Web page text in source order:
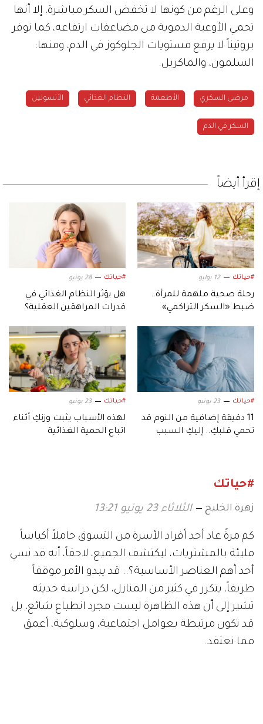
وعلى الرغم من كونها لا تخفض السكر مباشرة، إلا أنها
تحمي الأوعية الدموية من مضاعفات ارتفاعه، كما توفر
بروتيناً لا يرفع مستويات الجلوكوز في الدم، ومنها:
السلمون، والماكريل.
مرضى السكري الأطعمة النظام الغذائي الأنسولين
السكر في الدم
إقرأ أيضاً
#حياتك 12 يوليو
رحلة صحية ملهمة للمرأة..
ضبط «السكر التراكمي»
#حياتك 28 يونيو
هل يؤثر النظام الغذائي في
قدرات المراهقين العقلية؟
#حياتك 23 يونيو
11 دقيقة إضافية من النوم قد
تحمي قلبكِ.. إليكِ السبب
#حياتك 23 يونيو
لهذه الأسباب يثبت وزنكِ أثناء
اتباع الحمية الغذائية
#حياتك
زهرة الخليج الثلاثاء 23 يونيو 13:21
كم مرةً عاد أحد أفراد الأسرة من التسوق حاملاً أكياساً
مليئة بالمشتريات، ليكتشف الجميع، لاحقاً، أنه قد نسي
أحد أهم العناصر الأساسية؟.. قد يبدو الأمر موقفاً
طريفاً، يتكرر في كثير من المنازل، لكن دراسة حديثة
تشير إلى أن هذه الظاهرة ليست مجرد انطباع شائع، بل
قد تكون مرتبطة بعوامل اجتماعية، وسلوكية، أعمق
مما نعتقد.